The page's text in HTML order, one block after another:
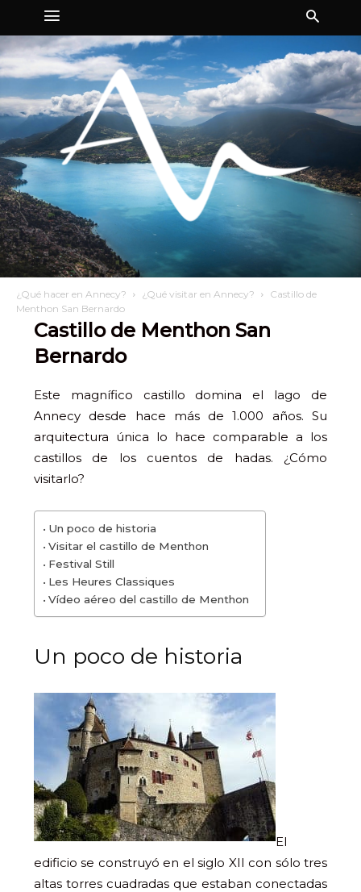
¿Qué hacer en Annecy? ¿Qué visitar en Annecy?
Castillo de
Menthon San Bernardo
Castillo de Menthon San
Bernardo
Este magnífico castillo domina el lago de
Annecy desde hace más de 1.000 años. Su
arquitectura única lo hace comparable a los
castillos de los cuentos de hadas. ¿Cómo
visitarlo?
Un poco de historia
Visitar el castillo de Menthon
Festival Still
Les Heures Classiques
Vídeo aéreo del castillo de Menthon
Un poco de historia
El
edificio se construyó en el siglo XII con sólo tres
altas torres cuadradas que estaban conectadas